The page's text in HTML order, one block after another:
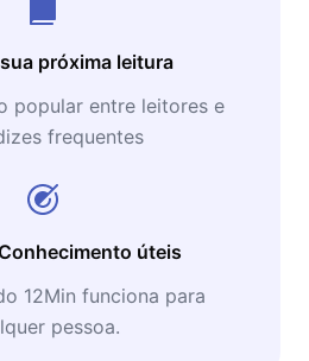
próxima leitura
popular entre leitores e
frequentes
úteis
12Min funciona para
pessoa.